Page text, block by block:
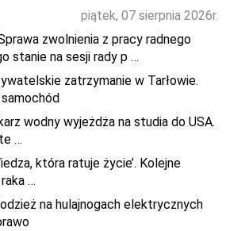
piątek, 07 sierpnia 2026r.
zwolnienia z pracy radnego
stanie na sesji rady p …
zatrzymanie w Tarłowie.
wodny wyjeżdża na studia do USA.
…
która ratuje życie’. Kolejne
…
na hulajnogach elektrycznych